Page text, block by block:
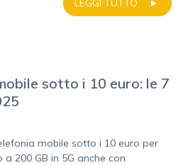
LEGGI TUTTO
sotto i 10 euro: le 7
mobile sotto i 10 euro per
200 GB in 5G anche con